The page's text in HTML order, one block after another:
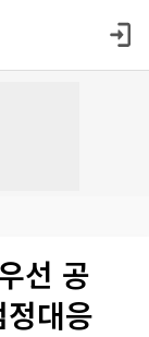
선 공
대응